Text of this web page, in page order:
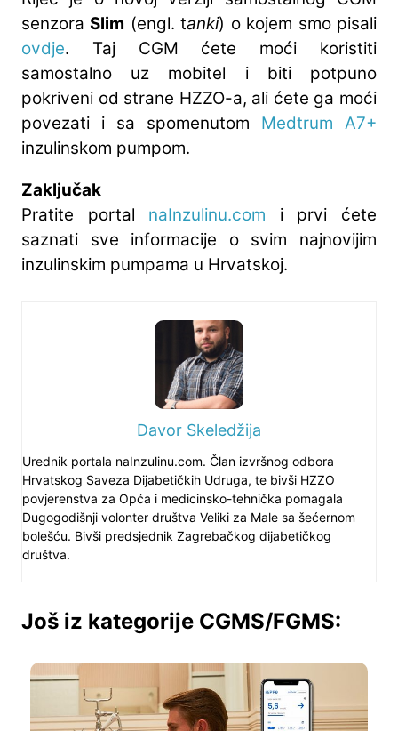
senzora Slim (engl. tanki) o kojem smo pisali
ovdje. Taj CGM ćete moći koristiti
samostalno uz mobitel i biti potpuno
pokriveni od strane HZZO-a, ali ćete ga moći
povezati i sa spomenutom Medtrum A7+
inzulinskom pumpom.
Zaključak
Pratite portal naInzulinu.com i prvi ćete
saznati sve informacije o svim najnovijim
inzulinskim pumpama u Hrvatskoj.
Davor Skeledžija
Urednik portala naInzulinu.com. Član izvršnog odbora
Hrvatskog Saveza Dijabetičkih Udruga, te bivši HZZO
povjerenstva za Opća i medicinsko-tehnička pomagala
Dugogodišnji volonter društva Veliki za Male sa šećernom
bolešću. Bivši predsjednik Zagrebačkog dijabetičkog
društva.
Još iz kategorije CGMS/FGMS: